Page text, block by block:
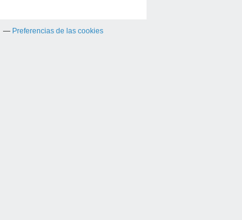
Preferencias de las cookies